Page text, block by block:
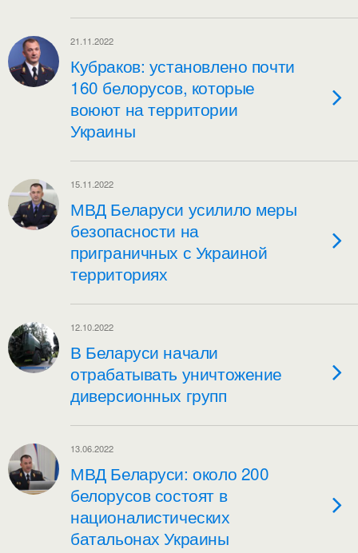
21.11.2022
Кубраков: установлено почти
160 белорусов, которые
воюют на территории
Украины
15.11.2022
МВД Беларуси усилило меры
безопасности на
приграничных с Украиной
территориях
12.10.2022
В Беларуси начали
отрабатывать уничтожение
диверсионных групп
13.06.2022
МВД Беларуси: около 200
белорусов состоят в
националистических
батальонах Украины